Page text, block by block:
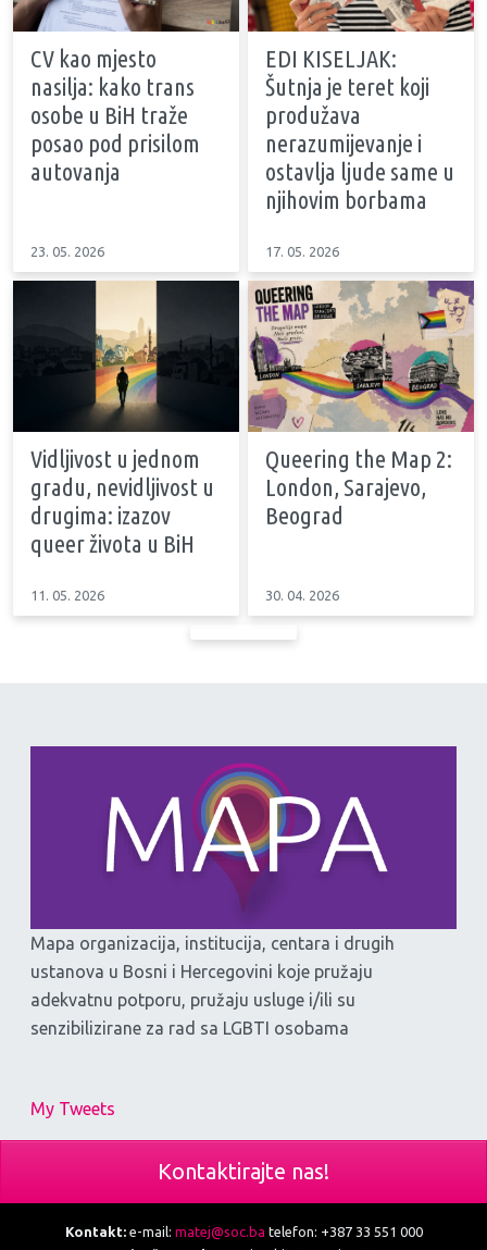
CV kao mjesto
nasilja: kako trans
osobe u BiH traže
posao pod prisilom
autovanja
23. 05. 2026
EDI KISELJAK:
Šutnja je teret koji
produžava
nerazumijevanje i
ostavlja ljude same u
njihovim borbama
17. 05. 2026
Vidljivost u jednom
gradu, nevidljivost u
drugima: izazov
queer života u BiH
11. 05. 2026
Queering the Map 2:
London, Sarajevo,
Beograd
30. 04. 2026
Mapa organizacija, institucija, centara i drugih
ustanova u Bosni i Hercegovini koje pružaju
adekvatnu potporu, pružaju usluge i/ili su
senzibilizirane za rad sa LGBTI osobama
My Tweets
Kontaktirajte nas!
Kontakt:e-mail: matej@soc.ba telefon: +387 33 551 000